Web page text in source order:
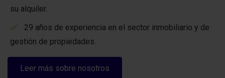
su alquiler.
29 años de experiencia en el sector inmobiliario y de
gestión de propiedades.
Leer más sobre nosotros